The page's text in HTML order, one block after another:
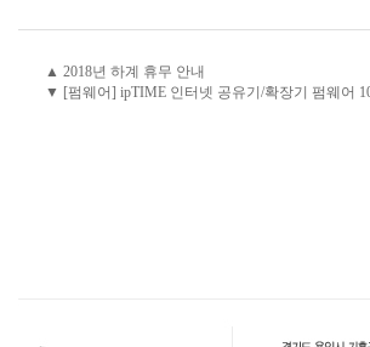
▲ 2018년 하계 휴무 안내
▼ [펌웨어] ipTIME 인터넷 공유기/확장기 펌웨어